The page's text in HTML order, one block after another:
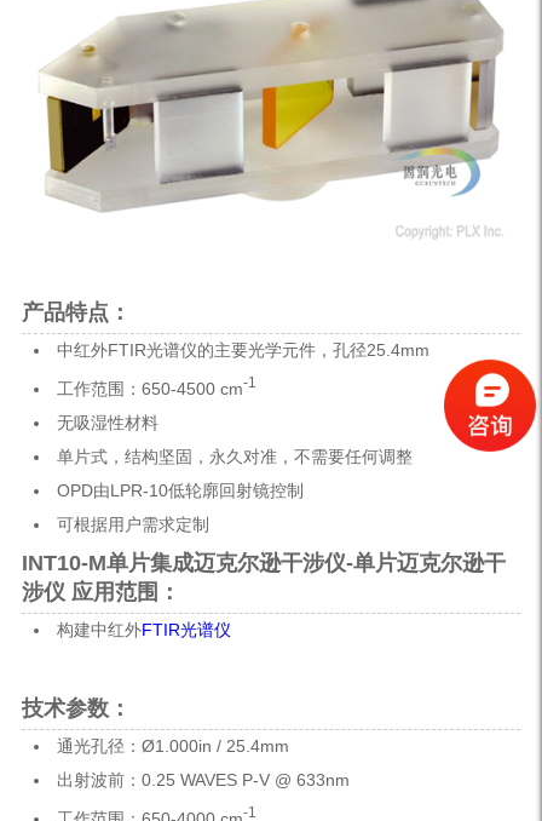
产品特点：
中红外FTIR光谱仪的主要光学元件，孔径25.4mm
工作范围：650-4500 cm-1
无吸湿性材料
单片式，结构坚固，永久对准，不需要任何调整
OPD由LPR-10低轮廓回射镜控制
可根据用户需求定制
INT10-M单片集成迈克尔逊干涉仪-单片迈克尔逊干
涉仪 应用范围：
构建中红外FTIR光谱仪
技术参数：
通光孔径：Ø1.000in / 25.4mm
出射波前：0.25 WAVES P-V @ 633nm
-1